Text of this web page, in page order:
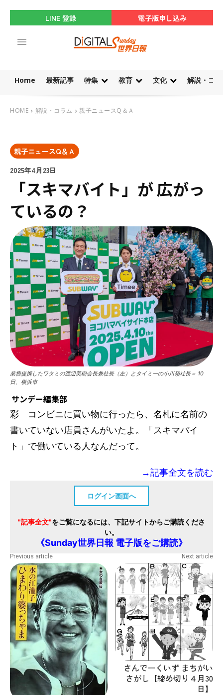
LINE 登録 電子版申し込み
Home 最新記事 特集 教育 文化 解説・コ
HOME 解説・コラム 親子ニュースQ＆Ａ
親子ニュースQ＆Ａ
2025年4月23日
「スキマバイト」が 広がっ
ているの？
業務提携したワタミの渡辺美樹会長兼社長（左）とタイミーの小川嶺社長＝ 10
日、横浜市
サンデー編集部
彩 コンビニに買い物に行ったら、名札に名前の
書いていない店員さんがいたよ。「スキマバイ
ト」で働いている人なんだって。
→記事全文を読む
ログイン画面へ
"記事全文"をご覧になるには、下記サイトからご購読くださ
い。
《Sunday世界日報 電子版をご購読》
Previous article Next article
さんでーくいず まちがい
さがし【締め切り４月30
日】